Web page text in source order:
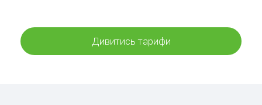
Дивитись тарифи